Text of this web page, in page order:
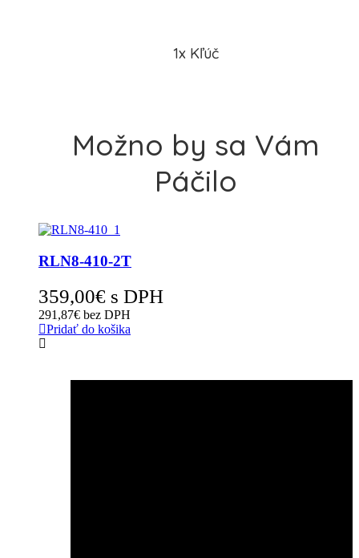
1x Kľúč
Možno by sa Vám
Páčilo
RLN8-410-2T
359,00€ s DPH
291,87€ bez DPH
Pridať do košika